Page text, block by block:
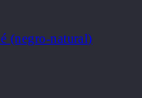
(negro-natural)